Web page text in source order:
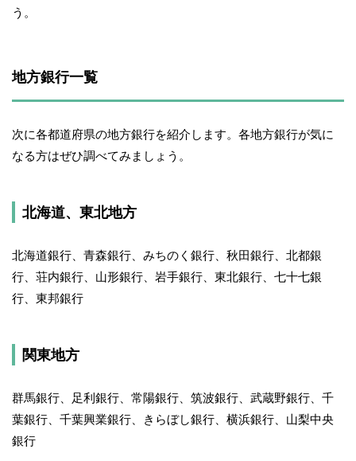
う。
地方銀行一覧
次に各都道府県の地方銀行を紹介します。各地方銀行が気に
なる方はぜひ調べてみましょう。
北海道、東北地方
北海道銀行、青森銀行、みちのく銀行、秋田銀行、北都銀
行、荘内銀行、山形銀行、岩手銀行、東北銀行、七十七銀
行、東邦銀行
関東地方
群馬銀行、足利銀行、常陽銀行、筑波銀行、武蔵野銀行、千
葉銀行、千葉興業銀行、きらぼし銀行、横浜銀行、山梨中央
銀行